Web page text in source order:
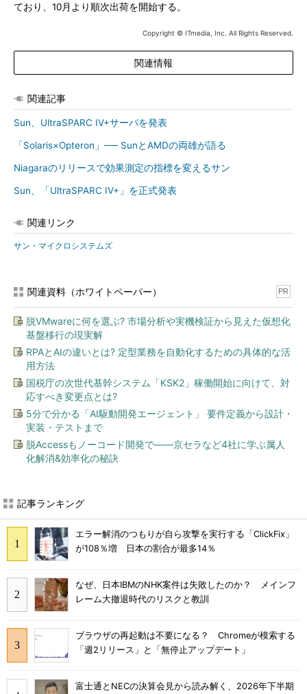
ており、10月より順次出荷を開始する。
Copyright © ITmedia, Inc. All Rights Reserved.
関連情報
関連記事
Sun、UltraSPARC IV+サーバを発表
「Solaris×Opteron」── SunとAMDの両雄が語る
Niagaraのリリースで効果測定の指標を変えるサン
Sun、「UltraSPARC IV+」を正式発表
関連リンク
サン・マイクロシステムズ
関連資料（ホワイトペーパー） PR
脱VMwareに何を選ぶ? 市場分析や実機検証から見えた仮想化
基盤移行の現実解
RPAとAIの違いとは? 定型業務を自動化するための具体的な活
用方法
国税庁の次世代基幹システム「KSK2」稼働開始に向けて、対
応すべき変更点とは?
5分で分かる「AI駆動開発エージェント」 要件定義から設計・
実装・テストまで
脱Accessもノーコード開発で――京セラなど4社に学ぶ属人
化解消&効率化の秘訣
記事ランキング
エラー解消のつもりが自ら攻撃を実行する「ClickFix」
が108％増 日本の割合が最多14％
なぜ、日本IBMのNHK案件は失敗したのか？ メインフ
レーム大撤退時代のリスクと教訓
ブラウザの再起動は不要になる？ Chromeが模索する
「週2リリース」と「無停止アップデート」
富士通とNECの決算会見から読み解く、2026年下半期